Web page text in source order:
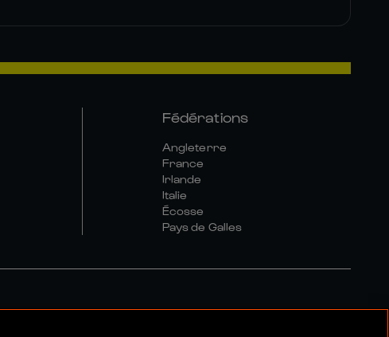
Fédérations
Angleterre
France
Irlande
Italie
Écosse
Pays de Galles